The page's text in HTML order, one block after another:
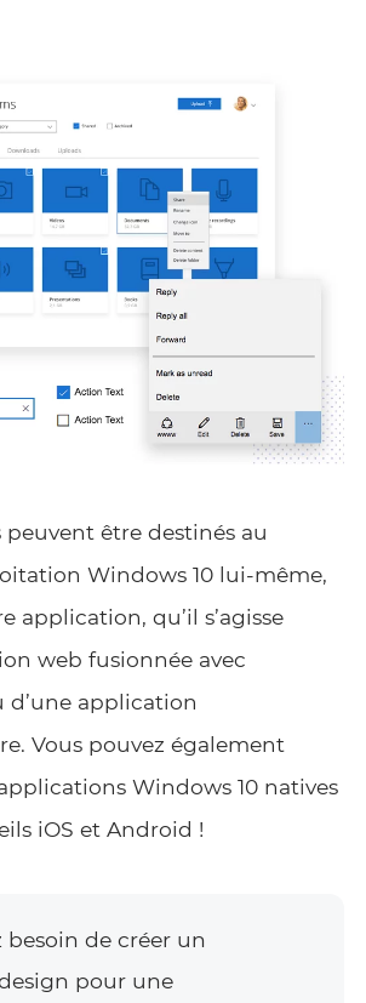
peuvent être destinés au
Windows 10 lui-même,
application, qu’il s’agisse
web fusionnée avec
d’une application
Vous pouvez également
Windows 10 natives
iOS et Android !
besoin de créer un
pour une